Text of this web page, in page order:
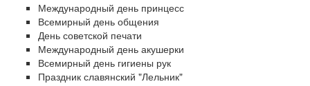
Международный день принцесс
Всемирный день общения
День советской печати
Международный день акушерки
Всемирный день гигиены рук
Праздник славянский "Лельник"